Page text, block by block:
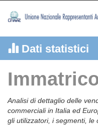
Dati statistici
Analisi di dettaglio delle
commerciali in Italia ed
gli utilizzatori, i segmenti,